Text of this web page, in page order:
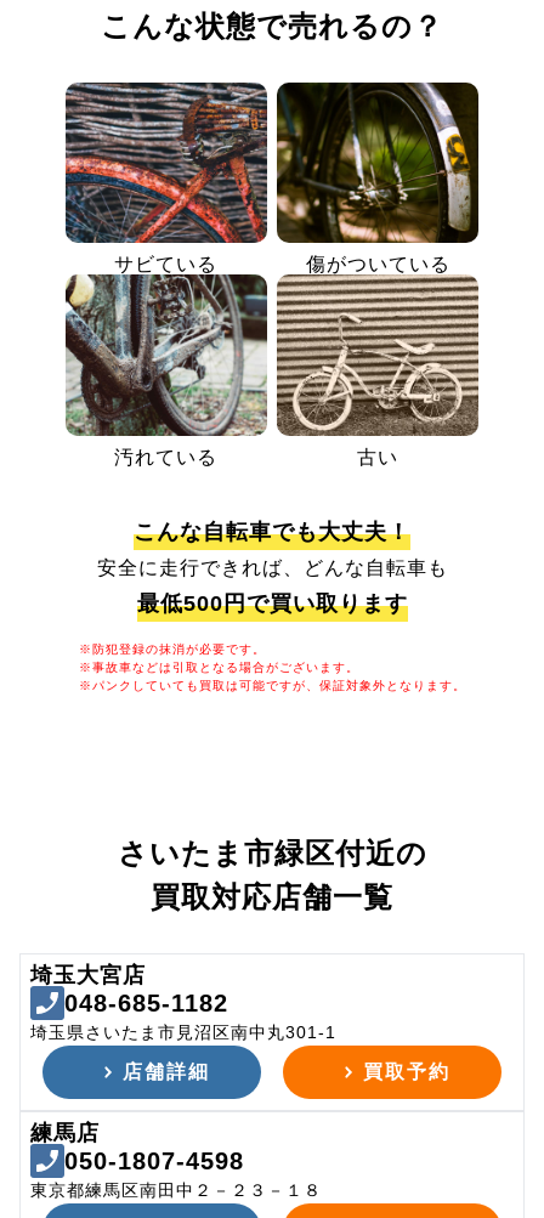
こんな状態で売れるの？
サビている 傷がついている
汚れている 古い
こんな自転車でも大丈夫！
安全に走行できれば、どんな自転車も
最低500円で買い取ります
※防犯登録の抹消が必要です。
※事故車などは引取となる場合がございます。
※パンクしていても買取は可能ですが、保証対象外となります。
さいたま市緑区付近の
買取対応店舗一覧
埼玉大宮店
048-685-1182
埼玉県さいたま市見沼区南中丸301-1
店舗詳細 買取予約
練馬店
050-1807-4598
東京都練馬区南田中２－２３－１８